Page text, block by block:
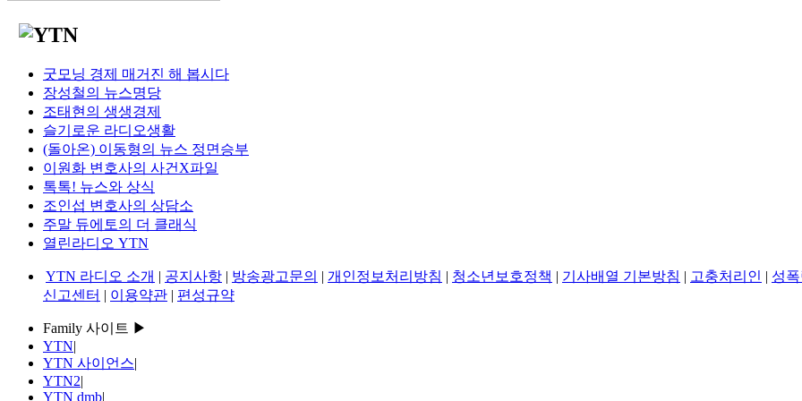
굿모닝 경제 매거진 해 봅시다
장성철의 뉴스명당
조태현의 생생경제
슬기로운 라디오생활
(돌아온) 이동형의 뉴스 정면승부
이원화 변호사의 사건X파일
톡톡! 뉴스와 상식
조인섭 변호사의 상담소
주말 듀에토의 더 클래식
열린라디오 YTN
YTN 라디오 소개 | 공지사항 | 방송광고문의 | 개인정보처리방침 | 청소년보호정책 | 기사배열 기본방침 | 고충처리인 | 성
신고센터 | 이용약관 | 편성규약
Family 사이트 ▶
YTN|
YTN 사이언스|
YTN2|
YTN dmb|